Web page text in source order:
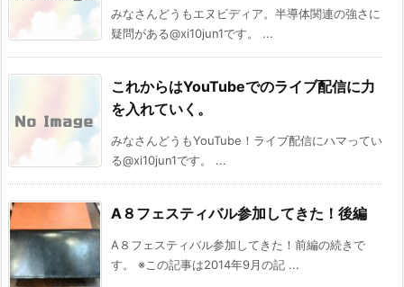
みなさんどうもエヌビディア。半導体関連の強さに
疑問がある@xi10jun1です。 ...
これからはYouTubeでのライブ配信に力
を入れていく。
みなさんどうもYouTube！ライブ配信にハマってい
る@xi10jun1です。 ...
A８フェスティバル参加してきた！後編
A８フェスティバル参加してきた！前編の続きで
す。 ※この記事は2014年9月の記 ...